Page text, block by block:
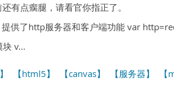
有点瘸腿，请看官你指正了。
供了http服务器和客户端功能 var
v...
【html5】 【canvas】 【服务器】 【